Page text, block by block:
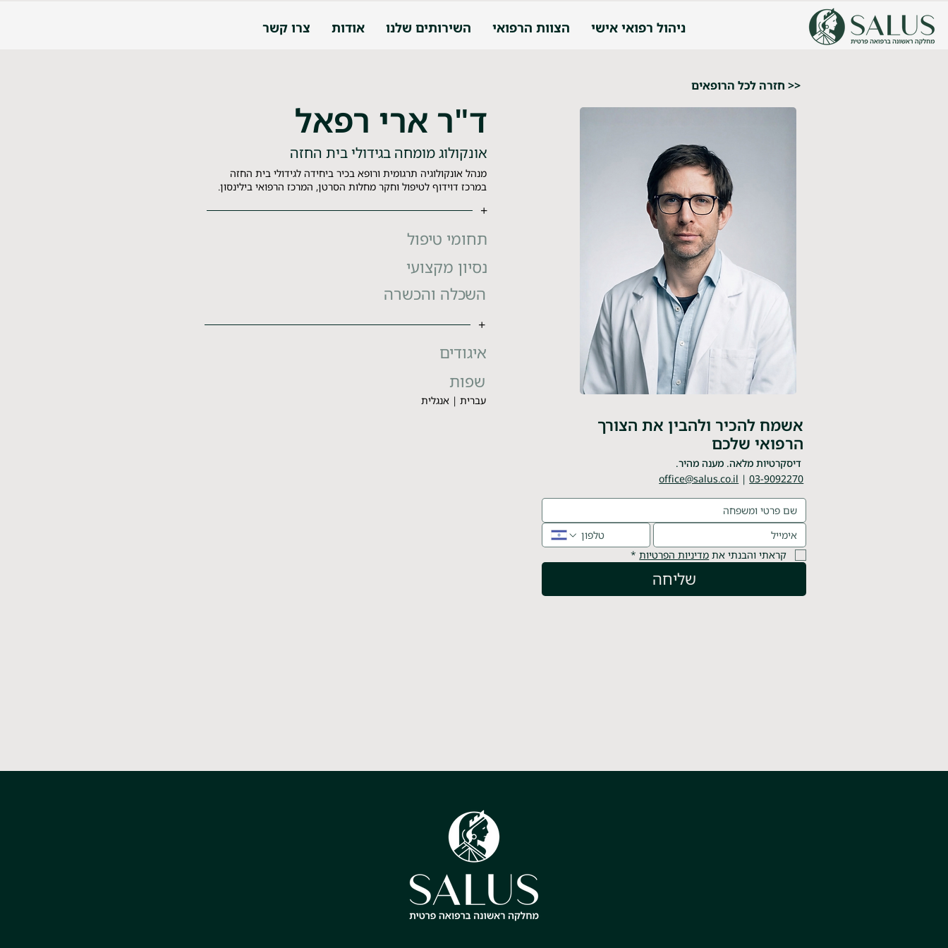
ניהול רפואי אישי הצוות הרפואי השירותים שלנו אודות צרו קשר
ד"ר ארי רפאל
אונקולוג מומחה בגידולי בית החזה
מנהל אונקולוגיה תרגומית ורופא בכיר ביחידה לגידולי בית החזה
במרכז דוידוף לטיפול וחקר מחלות הסרטן, המרכז הרפואי בילינסון.
+
תחומי טיפול
נסיון מקצועי
השכלה והכשרה
+
איגודים
שפות
עברית | אנגלית
<< חזרה לכל הרופאים
אשמח להכיר ולהבין את הצורך
הרפואי שלכם
דיסקרטיות מלאה. מענה מהיר.
office@salus.co.il |03-9092270
קראתי והבנתי את מדיניות הפרטיות *
שליחה